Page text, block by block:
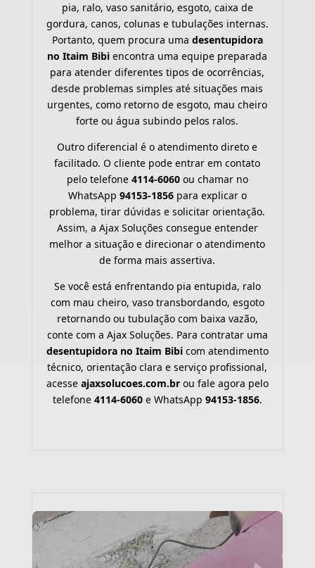
pia, ralo, vaso sanitário, esgoto, caixa de
gordura, canos, colunas e tubulações internas.
Portanto, quem procura uma desentupidora
no Itaim Bibi encontra uma equipe preparada
para atender diferentes tipos de ocorrências,
desde problemas simples até situações mais
urgentes, como retorno de esgoto, mau cheiro
forte ou água subindo pelos ralos.
Outro diferencial é o atendimento direto e
facilitado. O cliente pode entrar em contato
pelo telefone 4114-6060ou chamar no
WhatsApp 94153-1856para explicar o
problema, tirar dúvidas e solicitar orientação.
Assim, a Ajax Soluções consegue entender
melhor a situação e direcionar o atendimento
de forma mais assertiva.
Se você está enfrentando pia entupida, ralo
com mau cheiro, vaso transbordando, esgoto
retornando ou tubulação com baixa vazão,
conte com a Ajax Soluções. Para contratar uma
desentupidora no Itaim Bibicom atendimento
técnico, orientação clara e serviço profissional,
acesse ajaxsolucoes.com.brou fale agora pelo
telefone 4114-6060e WhatsApp 94153-1856.